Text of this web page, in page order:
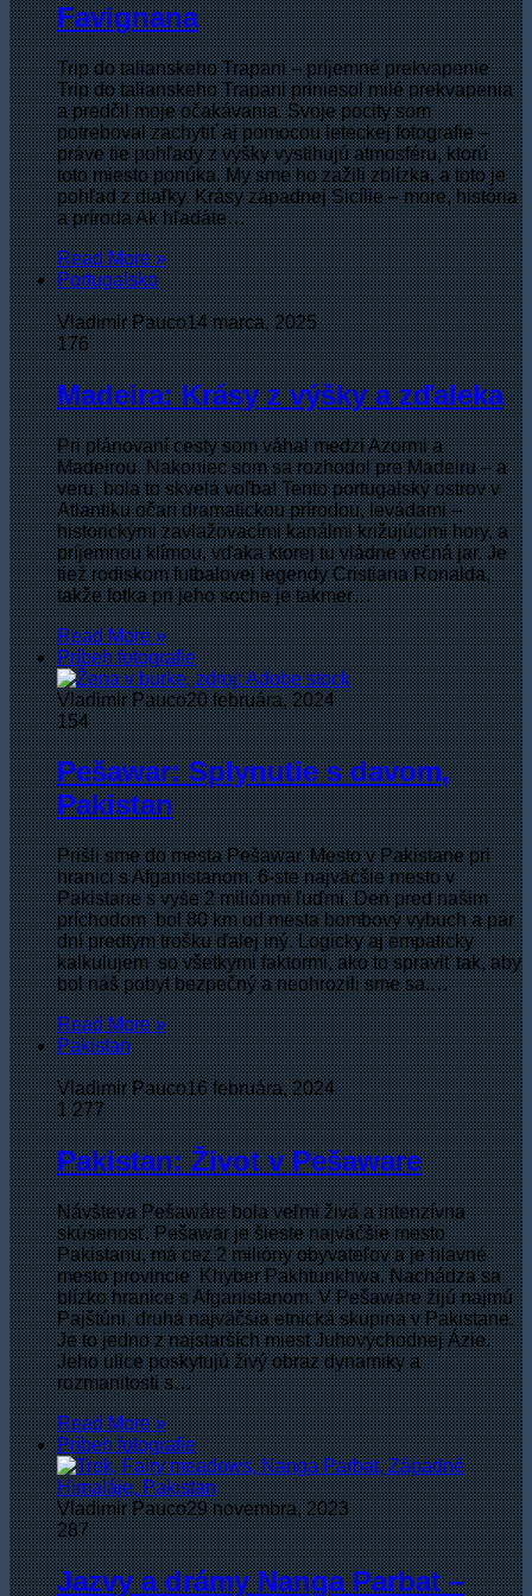
Favignana
Trip do talianskeho Trapani – príjemné prekvapenie
Trip do talianskeho Trapani priniesol milé prekvapenia
a predčil moje očakávania. Svoje pocity som
potreboval zachytiť aj pomocou leteckej fotografie –
práve tie pohľady z výšky vystihujú atmosféru, ktorú
toto miesto ponúka. My sme ho zažili zblízka, a toto je
pohľad z diaľky. Krásy západnej Sicílie – more, história
a príroda Ak hľadáte…
Read More »
Portugalsko
Vladimir Pauco14 marca, 2025
176
Madeira: Krásy z výšky a zďaleka
Pri plánovaní cesty som váhal medzi Azormi a
Madeirou. Nakoniec som sa rozhodol pre Madeiru – a
veru, bola to skvelá voľba! Tento portugalský ostrov v
Atlantiku očarí dramatickou prírodou, levádami –
historickými zavlažovacími kanálmi križujúcimi hory, a
príjemnou klímou, vďaka ktorej tu vládne večná jar. Je
tiež rodiskom futbalovej legendy Cristiana Ronalda,
takže fotka pri jeho soche je takmer…
Read More »
Príbeh fotografie
Vladimir Pauco20 februára, 2024
154
Pešawar: Splynutie s davom,
Pakistan
Prišli sme do mesta Pešawar. Mesto v Pakistane pri
hranici s Afganistanom. 6-ste najväčšie mesto v
Pakistane s vyše 2 miliónmi ľuďmi. Deň pred našim
príchodom bol 80 km od mesta bombový výbuch a pár
dní predtým trošku ďalej iný. Logicky aj empaticky
kalkulujem so všetkými faktormi, ako to spraviť tak, aby
bol náš pobyt bezpečný a neohrozili sme sa.…
Read More »
Pakistan
Vladimir Pauco16 februára, 2024
1277
Pakistan: Život v Pešaware
Návšteva Pešawáre bola veľmi živá a intenzívna
skúsenosť. Pešawár je šieste najväčšie mesto
Pakistanu, má cez 2 milióny obyvateľov a je hlavné
mesto provincie Khyber Pakhtunkhwa. Nachádza sa
blízko hranice s Afganistanom. V Pešawáre žijú najmú
Pajštúni, druhá najväčšia etnická skupina v Pakistane.
Je to jedno z najstarších miest Juhovýchodnej Ázie.
Jeho ulice poskytujú živý obraz dynamiky a
rozmanitosti s…
Read More »
Príbeh fotografie
Vladimir Pauco29 novembra, 2023
287
Jazvy a drámy Nanga Parbat –